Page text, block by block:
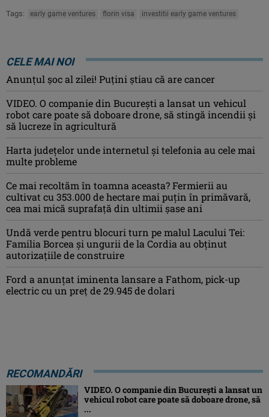
Tags: early game ventures florin visa investitii early game ventures
CELE MAI NOI
Anunţul şoc al zilei! Puţini ştiau că are cancer
VIDEO. O companie din București a lansat un vehicul
robot care poate să doboare drone, să stingă incendii și
să lucreze în agricultură
Harta județelor unde internetul și telefonia au cele mai
multe probleme
Ce mai recoltăm în toamna aceasta? Fermierii au
cultivat cu 353.000 de hectare mai puțin în primăvară,
cea mai mică suprafață din ultimii șase ani
Undă verde pentru blocuri turn pe malul Lacului Tei:
Familia Borcea și ungurii de la Cordia au obținut
autorizațiile de construire
Ford a anunțat iminenta lansare a Fathom, pick-up
electric cu un preț de 29.945 de dolari
RECOMANDĂRI
VIDEO. O companie din București a lansat un
vehicul robot care poate să doboare drone, să
...